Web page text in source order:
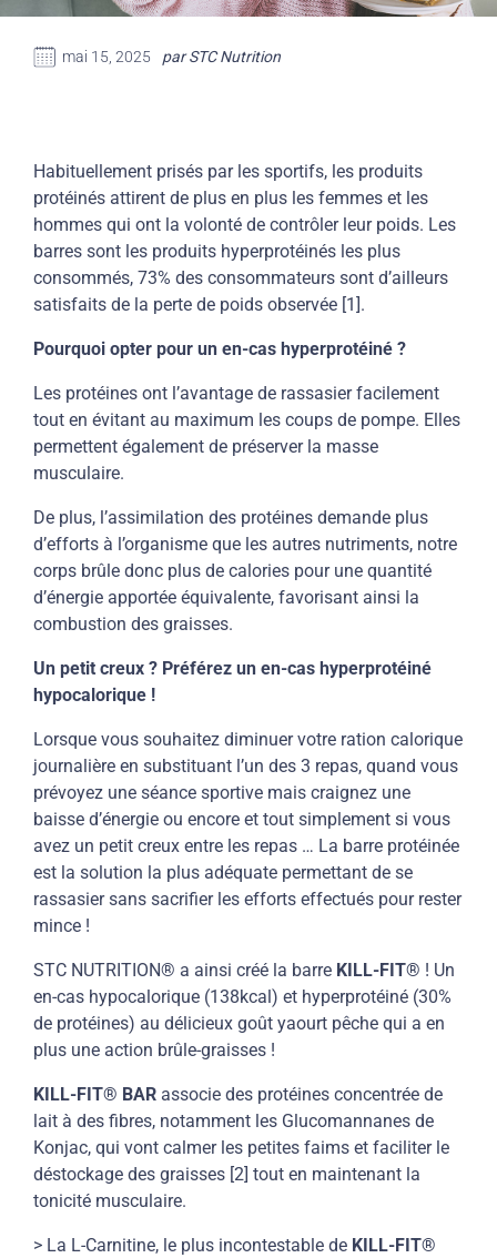
mai 15, 2025 par STC Nutrition
Habituellement prisés par les sportifs, les produits
protéinés attirent de plus en plus les femmes et les
hommes qui ont la volonté de contrôler leur poids. Les
barres sont les produits hyperprotéinés les plus
consommés, 73% des consommateurs sont d’ailleurs
satisfaits de la perte de poids observée [1].
Pourquoi opter pour un en-cas hyperprotéiné ?
Les protéines ont l’avantage de rassasier facilement
tout en évitant au maximum les coups de pompe. Elles
permettent également de préserver la masse
musculaire.
De plus, l’assimilation des protéines demande plus
d’efforts à l’organisme que les autres nutriments, notre
corps brûle donc plus de calories pour une quantité
d’énergie apportée équivalente, favorisant ainsi la
combustion des graisses.
Un petit creux ? Préférez un en-cas hyperprotéiné
hypocalorique !
Lorsque vous souhaitez diminuer votre ration calorique
journalière en substituant l’un des 3 repas, quand vous
prévoyez une séance sportive mais craignez une
baisse d’énergie ou encore et tout simplement si vous
avez un petit creux entre les repas … La barre protéinée
est la solution la plus adéquate permettant de se
rassasier sans sacrifier les efforts effectués pour rester
mince !
STC NUTRITION® a ainsi créé la barre KILL-FIT® ! Un
en-cas hypocalorique (138kcal) et hyperprotéiné (30%
de protéines) au délicieux goût yaourt pêche qui a en
plus une action brûle-graisses !
KILL-FIT® BAR associe des protéines concentrée de
lait à des fibres, notamment les Glucomannanes de
Konjac, qui vont calmer les petites faims et faciliter le
déstockage des graisses [2] tout en maintenant la
tonicité musculaire.
> La L-Carnitine, le plus incontestable de KILL-FIT®